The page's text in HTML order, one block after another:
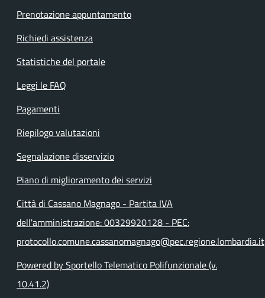
Prenotazione appuntamento
Richiedi assistenza
Statistiche del portale
Leggi le FAQ
Pagamenti
Riepilogo valutazioni
Segnalazione disservizio
Piano di miglioramento dei servizi
Città di Cassano Magnago - Partita IVA
dell'amministrazione: 00329920128 - PEC:
protocollo.comune.cassanomagnago@pec.regione.lombardia.it
Powered by Sportello Telematico Polifunzionale (v.
10.41.2)